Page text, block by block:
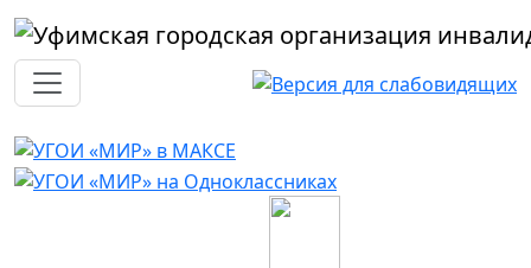
Перейти к основному содержанию